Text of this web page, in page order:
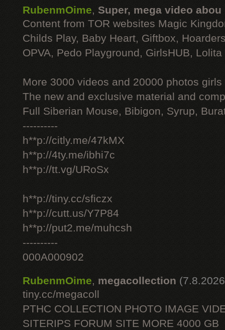
RubenmOime, Super, mega video abou
Content from TOR websites Magic
Childs Play, Baby Heart, Giftbox,
OPVA, Pedo Playground, GirlsHUB, Lolita
More 3000 videos and 20000 photos
The new and exclusive material and
Full Siberian Mouse, Bibigon, Syrup,
----------
h**p://citly.me/47kMX
h**p://4ty.me/ibhi7c
h**p://tt.vg/URoSx
h**p://tiny.cc/sficzx
h**p://cutt.us/Y7P84
h**p://put2.me/muhcsh
----------
000A000902
RubenmOime, megacollection
tiny.cc/megacoll
PTHC COLLECTION PHOTO IMAGE
SITERIPS FORUM SITE MORE 4000 GB